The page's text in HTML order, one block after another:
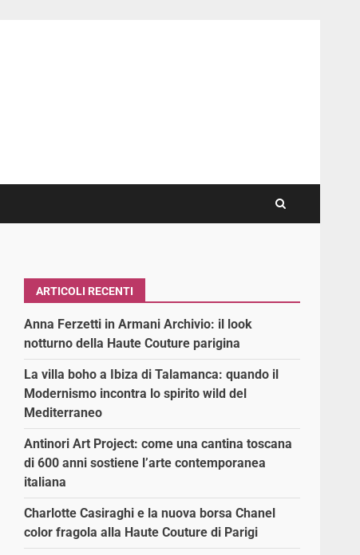
ARTICOLI RECENTI
Anna Ferzetti in Armani Archivio: il look
notturno della Haute Couture parigina
La villa boho a Ibiza di Talamanca: quando il
Modernismo incontra lo spirito wild del
Mediterraneo
Antinori Art Project: come una cantina toscana
di 600 anni sostiene l’arte contemporanea
italiana
Charlotte Casiraghi e la nuova borsa Chanel
color fragola alla Haute Couture di Parigi